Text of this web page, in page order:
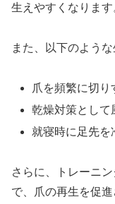
生えやすくなります
また、以下のよう
爪を頻繁に切り
乾燥対策として
就寝時に足先を
さらに、トレーニ
で、爪の再生を促